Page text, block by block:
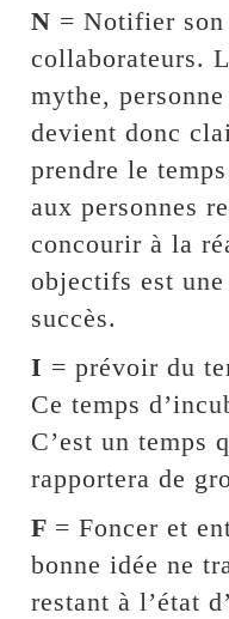
N = Notifier son
collaborateurs.
mythe,
devient donc
prendre le
aux personnes
concourir à la
objectifs est
succès.
I = prévoir du
Ce temps
C’est un temps
rapportera de
F = Foncer et
bonne idée ne
restant à l’état